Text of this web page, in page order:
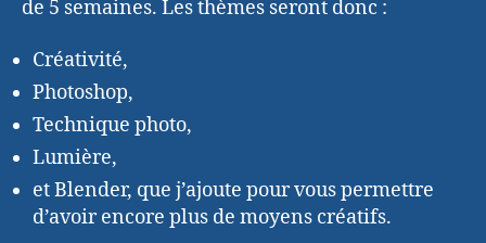
de 5 semaines. Les thèmes seront donc :
Créativité,
Photoshop,
Technique photo,
Lumière,
et Blender, que j’ajoute pour vous permettre
d’avoir encore plus de moyens créatifs.